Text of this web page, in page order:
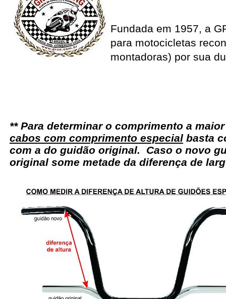
Fundada em 1957, a
para motocicletas
montadoras) por sua
** Para determinar o comprimento a
cabos com comprimento especial basta
com a do guidão original. Caso o novo
original some metade da diferença de